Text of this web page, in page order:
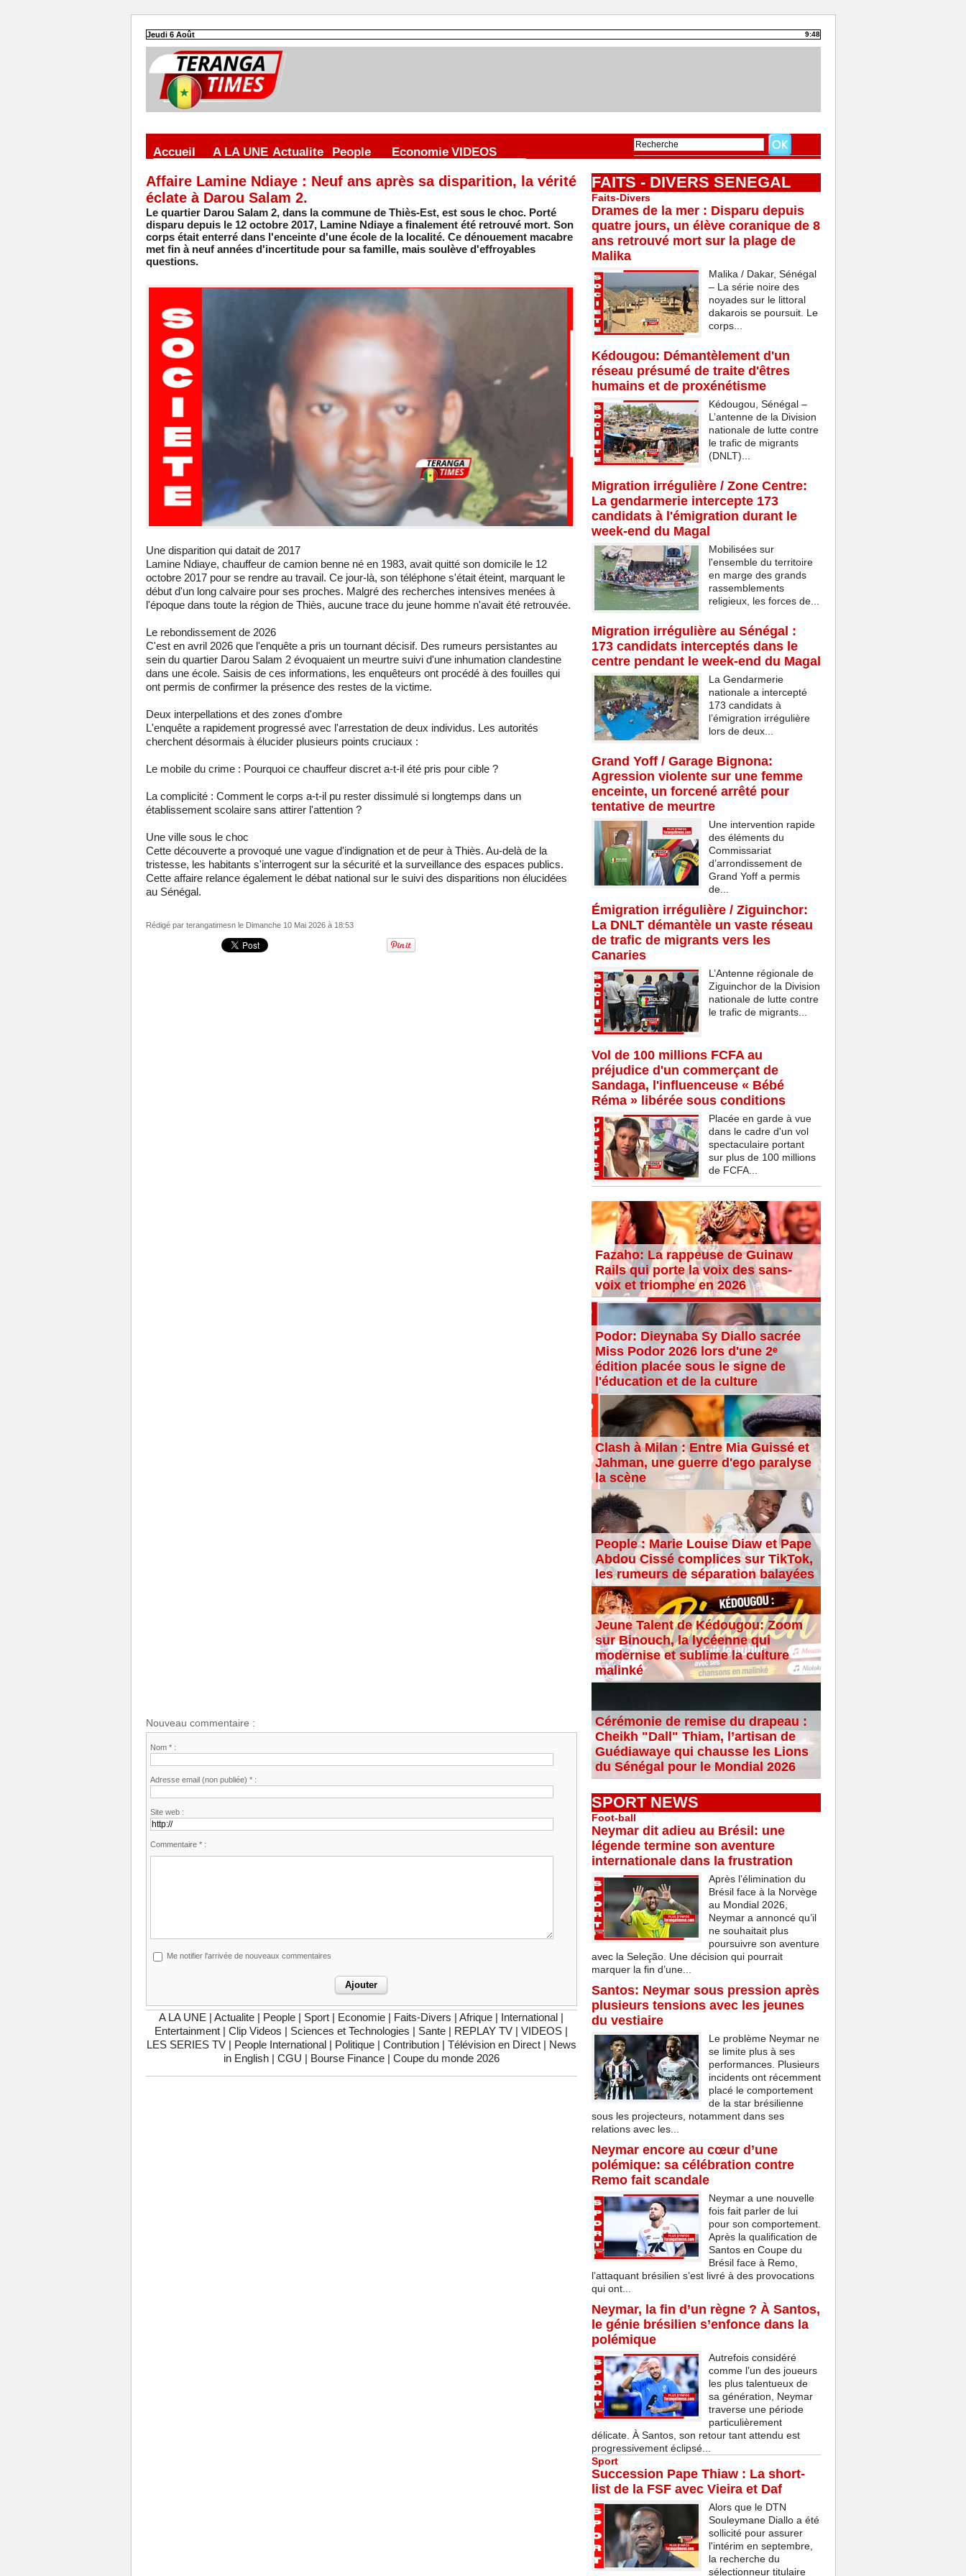
Jeudi 6 Août 9:48
Accueil A LA UNE Actualite People Economie VIDEOS
Affaire Lamine Ndiaye : Neuf ans après sa disparition, la vérité
éclate à Darou Salam 2.
Le quartier Darou Salam 2, dans la commune de Thiès-Est, est sous le choc. Porté
disparu depuis le 12 octobre 2017, Lamine Ndiaye a finalement été retrouvé mort. Son
corps était enterré dans l'enceinte d'une école de la localité. Ce dénouement macabre
met fin à neuf années d'incertitude pour sa famille, mais soulève d'effroyables
questions.
Une disparition qui datait de 2017
Lamine Ndiaye, chauffeur de camion benne né en 1983, avait quitté son domicile le 12
octobre 2017 pour se rendre au travail. Ce jour-là, son téléphone s'était éteint, marquant le
début d'un long calvaire pour ses proches. Malgré des recherches intensives menées à
l'époque dans toute la région de Thiès, aucune trace du jeune homme n'avait été retrouvée.
Le rebondissement de 2026
C'est en avril 2026 que l'enquête a pris un tournant décisif. Des rumeurs persistantes au
sein du quartier Darou Salam 2 évoquaient un meurtre suivi d'une inhumation clandestine
dans une école. Saisis de ces informations, les enquêteurs ont procédé à des fouilles qui
ont permis de confirmer la présence des restes de la victime.
Deux interpellations et des zones d'ombre
L'enquête a rapidement progressé avec l'arrestation de deux individus. Les autorités
cherchent désormais à élucider plusieurs points cruciaux :
Le mobile du crime : Pourquoi ce chauffeur discret a-t-il été pris pour cible ?
La complicité : Comment le corps a-t-il pu rester dissimulé si longtemps dans un
établissement scolaire sans attirer l'attention ?
Une ville sous le choc
Cette découverte a provoqué une vague d'indignation et de peur à Thiès. Au-delà de la
tristesse, les habitants s'interrogent sur la sécurité et la surveillance des espaces publics.
Cette affaire relance également le débat national sur le suivi des disparitions non élucidées
au Sénégal.
Rédigé par terangatimesnle Dimanche 10 Mai 2026 à 18:53
Nouveau commentaire :
Nom * :
Adresse email (non publiée) * :
Site web :
Commentaire * :
Me notifier l'arrivée de nouveaux commentaires
A LA UNE | Actualite | People | Sport | Economie | Faits-Divers | Afrique | International |
Entertainment | Clip Videos | Sciences et Technologies | Sante | REPLAY TV | VIDEOS |
LES SERIES TV | People International | Politique | Contribution | Télévision en Direct | News
in English | CGU | Bourse Finance | Coupe du monde 2026
FAITS - DIVERS SENEGAL
Faits-Divers
Drames de la mer : Disparu depuis
quatre jours, un élève coranique de 8
ans retrouvé mort sur la plage de
Malika
Malika / Dakar, Sénégal
– La série noire des
noyades sur le littoral
dakarois se poursuit. Le
corps...
Kédougou: Démantèlement d'un
réseau présumé de traite d'êtres
humains et de proxénétisme
Kédougou, Sénégal –
L’antenne de la Division
nationale de lutte contre
le trafic de migrants
(DNLT)...
Migration irrégulière / Zone Centre:
La gendarmerie intercepte 173
candidats à l'émigration durant le
week-end du Magal
Mobilisées sur
l'ensemble du territoire
en marge des grands
rassemblements
religieux, les forces de...
Migration irrégulière au Sénégal :
173 candidats interceptés dans le
centre pendant le week-end du Magal
La Gendarmerie
nationale a intercepté
173 candidats à
l’émigration irrégulière
lors de deux...
Grand Yoff / Garage Bignona:
Agression violente sur une femme
enceinte, un forcené arrêté pour
tentative de meurtre
Une intervention rapide
des éléments du
Commissariat
d’arrondissement de
Grand Yoff a permis
de...
Émigration irrégulière / Ziguinchor:
La DNLT démantèle un vaste réseau
de trafic de migrants vers les
Canaries
L’Antenne régionale de
Ziguinchor de la Division
nationale de lutte contre
le trafic de migrants...
Vol de 100 millions FCFA au
préjudice d'un commerçant de
Sandaga, l'influenceuse « Bébé
Réma » libérée sous conditions
Placée en garde à vue
dans le cadre d'un vol
spectaculaire portant
sur plus de 100 millions
de FCFA...
Fazaho: La rappeuse de Guinaw
Rails qui porte la voix des sans-
voix et triomphe en 2026
Podor: Dieynaba Sy Diallo sacrée
Miss Podor 2026 lors d'une 2ᵉ
édition placée sous le signe de
l'éducation et de la culture
Clash à Milan : Entre Mia Guissé et
Jahman, une guerre d'ego paralyse
la scène
People : Marie Louise Diaw et Pape
Abdou Cissé complices sur TikTok,
les rumeurs de séparation balayées
Jeune Talent de Kédougou: Zoom
sur Binouch, la lycéenne qui
modernise et sublime la culture
malinké
Cérémonie de remise du drapeau :
Cheikh "Dall" Thiam, l’artisan de
Guédiawaye qui chausse les Lions
du Sénégal pour le Mondial 2026
SPORT NEWS
Foot-ball
Neymar dit adieu au Brésil: une
légende termine son aventure
internationale dans la frustration
Après l’élimination du
Brésil face à la Norvège
au Mondial 2026,
Neymar a annoncé qu’il
ne souhaitait plus
poursuivre son aventure
avec la Seleção. Une décision qui pourrait
marquer la fin d’une...
Santos: Neymar sous pression après
plusieurs tensions avec les jeunes
du vestiaire
Le problème Neymar ne
se limite plus à ses
performances. Plusieurs
incidents ont récemment
placé le comportement
de la star brésilienne
sous les projecteurs, notamment dans ses
relations avec les...
Neymar encore au cœur d’une
polémique: sa célébration contre
Remo fait scandale
Neymar a une nouvelle
fois fait parler de lui
pour son comportement.
Après la qualification de
Santos en Coupe du
Brésil face à Remo,
l’attaquant brésilien s’est livré à des provocations
qui ont...
Neymar, la fin d’un règne ? À Santos,
le génie brésilien s’enfonce dans la
polémique
Autrefois considéré
comme l’un des joueurs
les plus talentueux de
sa génération, Neymar
traverse une période
particulièrement
délicate. À Santos, son retour tant attendu est
progressivement éclipsé...
Sport
Succession Pape Thiaw : La short-
list de la FSF avec Vieira et Daf
Alors que le DTN
Souleymane Diallo a été
sollicité pour assurer
l'intérim en septembre,
la recherche du
sélectionneur titulaire